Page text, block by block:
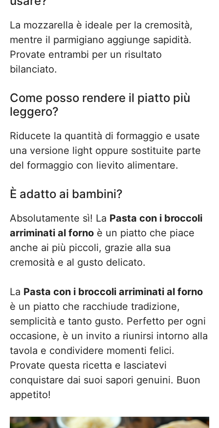
La mozzarella è ideale per la cremosità,
mentre il parmigiano aggiunge sapidità.
Provate entrambi per un risultato
bilanciato.
Come posso rendere il piatto più
leggero?
Riducete la quantità di formaggio e usate
una versione light oppure sostituite parte
del formaggio con lievito alimentare.
È adatto ai bambini?
Absolutamente sì! La Pasta con i broccoli
arriminati al forno è un piatto che piace
anche ai più piccoli, grazie alla sua
cremosità e al gusto delicato.
La Pasta con i broccoli arriminati al forno
è un piatto che racchiude tradizione,
semplicità e tanto gusto. Perfetto per ogni
occasione, è un invito a riunirsi intorno alla
tavola e condividere momenti felici.
Provate questa ricetta e lasciatevi
conquistare dai suoi sapori genuini. Buon
appetito!